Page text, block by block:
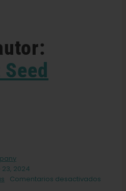
2024
Comentarios desactivadosen